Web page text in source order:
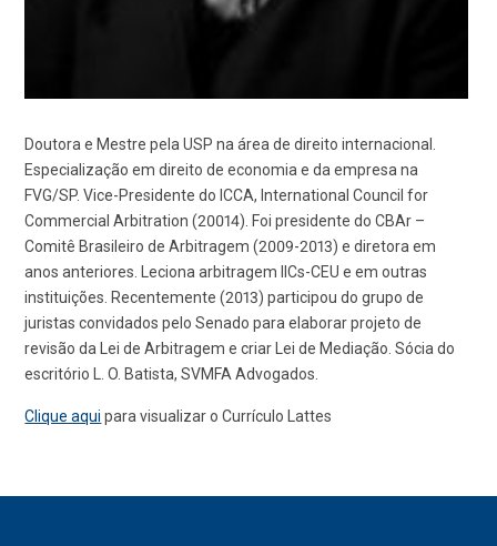
Doutora e Mestre pela USP na área de direito internacional.
Especialização em direito de economia e da empresa na
FVG/SP. Vice-Presidente do ICCA, International Council for
Commercial Arbitration (20014). Foi presidente do CBAr –
Comitê Brasileiro de Arbitragem (2009-2013) e diretora em
anos anteriores. Leciona arbitragem IICs-CEU e em outras
instituições. Recentemente (2013) participou do grupo de
juristas convidados pelo Senado para elaborar projeto de
revisão da Lei de Arbitragem e criar Lei de Mediação. Sócia do
escritório L. O. Batista, SVMFA Advogados.
Clique aqui para visualizar o Currículo Lattes